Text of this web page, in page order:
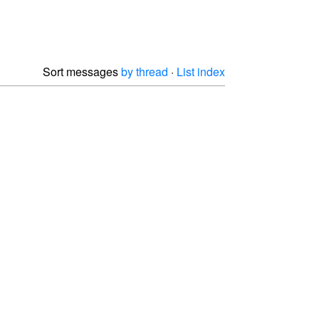
Sort messagesby thread · List index